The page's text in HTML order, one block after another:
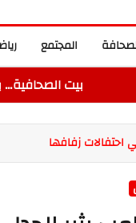
المجتمع
بيت الصحافية…
احتفالات زفافها